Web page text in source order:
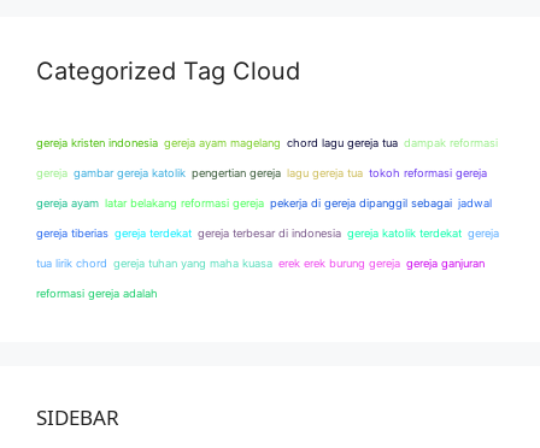
Categorized Tag Cloud
gereja kristen indonesia gereja ayam magelang chord lagu gereja tua dampak reformasi
gereja gambar gereja katolik pengertian gereja lagu gereja tua tokoh reformasi gereja
gereja ayam latar belakang reformasi gereja pekerja di gereja dipanggil sebagai jadwal
gereja tiberias gereja terdekat gereja terbesar di indonesia gereja katolik terdekat gereja
tua lirik chord gereja tuhan yang maha kuasa erek erek burung gereja gereja ganjuran
reformasi gereja adalah
SIDEBAR